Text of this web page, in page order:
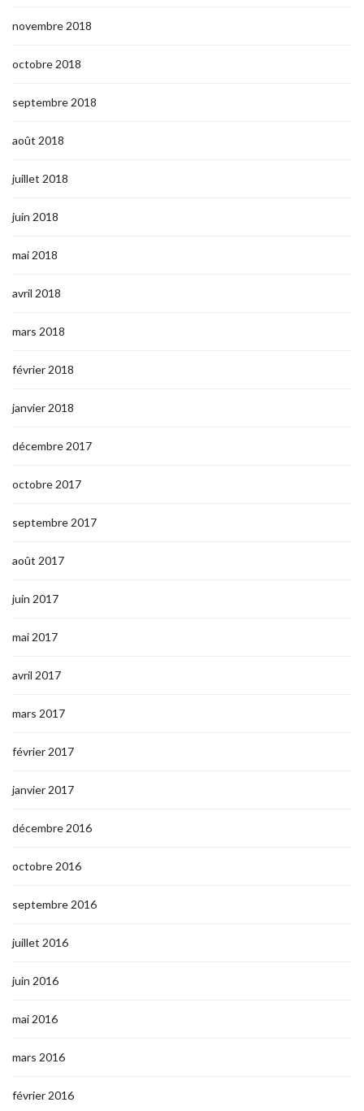
novembre 2018
octobre 2018
septembre 2018
août 2018
juillet 2018
juin 2018
mai 2018
avril 2018
mars 2018
février 2018
janvier 2018
décembre 2017
octobre 2017
septembre 2017
août 2017
juin 2017
mai 2017
avril 2017
mars 2017
février 2017
janvier 2017
décembre 2016
octobre 2016
septembre 2016
juillet 2016
juin 2016
mai 2016
mars 2016
février 2016